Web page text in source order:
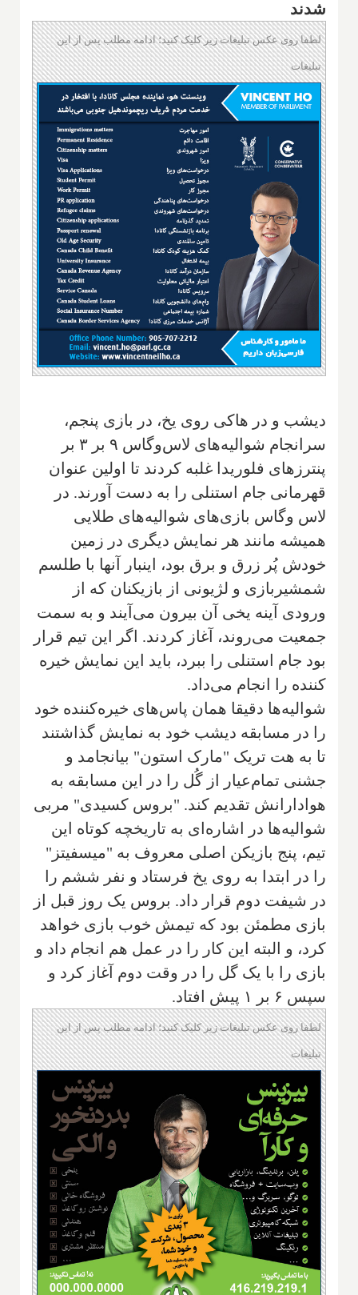
شدند
لطفا روی عکس تبلیغات زیر کلیک کنید؛ ادامه مطلب پس از این
تبلیغات
دیشب و در هاکی روی یخ، در بازی پنجم،
سرانجام شوالیه‌های لاس‌وگاس ۹ بر ۳ بر
پنترزهای فلوریدا غلبه کردند تا اولین عنوان
قهرمانی جام استنلی را به دست آورند. در
لاس وگاس بازی‌های شوالیه‌های طلایی
همیشه مانند هر نمایش دیگری در زمین
خودش پُر زرق و برق بود، اینبار آنها با طلسم
شمشیربازی و لژیونی از بازیکنان که از
ورودی آینه یخی آن بیرون می‌آیند و به سمت
جمعیت می‌روند، آغاز کردند. اگر این تیم قرار
بود جام استنلی را ببرد، باید این نمایش خیره
کننده را انجام می‌داد.
شوالیه‌ها دقیقا همان پاس‌های خیره‌کننده خود
را در مسابقه دیشب خود به نمایش گذاشتند
تا به هت تریک "مارک استون" بیانجامد و
جشنی تمام‌عیار از گُل را در این مسابقه به
هوادارانش تقدیم کند. "بروس کسیدی" مربی
شوالیه‌ها در اشاره‌ای به تاریخچه کوتاه این
تیم، پنج بازیکن اصلی معروف به "میسفیتز"
را در ابتدا به روی یخ فرستاد و نفر ششم را
در شیفت دوم قرار داد. بروس یک روز قبل از
بازی مطمئن بود که تیمش خوب بازی خواهد
کرد، و البته این کار را در عمل هم انجام داد و
بازی را با یک گل را در وقت دوم آغاز کرد و
سپس ۶ بر ۱ پیش افتاد.
لطفا روی عکس تبلیغات زیر کلیک کنید؛ ادامه مطلب پس از این
تبلیغات